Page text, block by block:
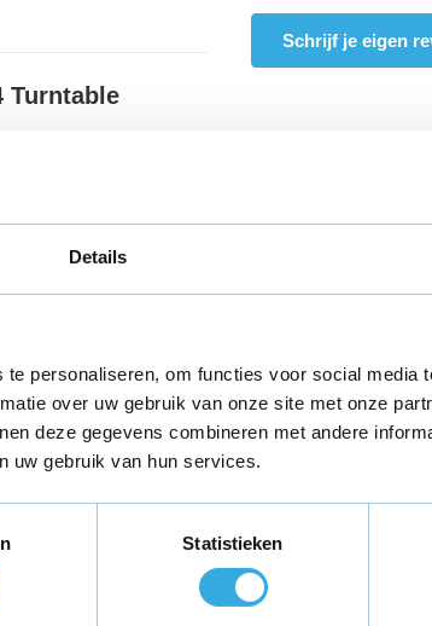
Details
personaliseren, om functies voor social media
over uw gebruik van onze site met onze
deze gegevens combineren met andere
uw gebruik van hun services.
Statistieken
Turntable
Schrijf je eigen
Gratis verzending binnen Nederland